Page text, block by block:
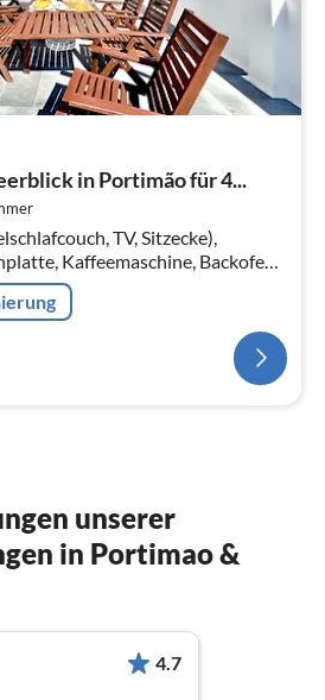
in Portimão für 4...
TV, Sitzecke),
Kaffeemaschine, Backofen,
Tiefkühlschrank, , ),
king size)
unserer
in Portimao &
4.7